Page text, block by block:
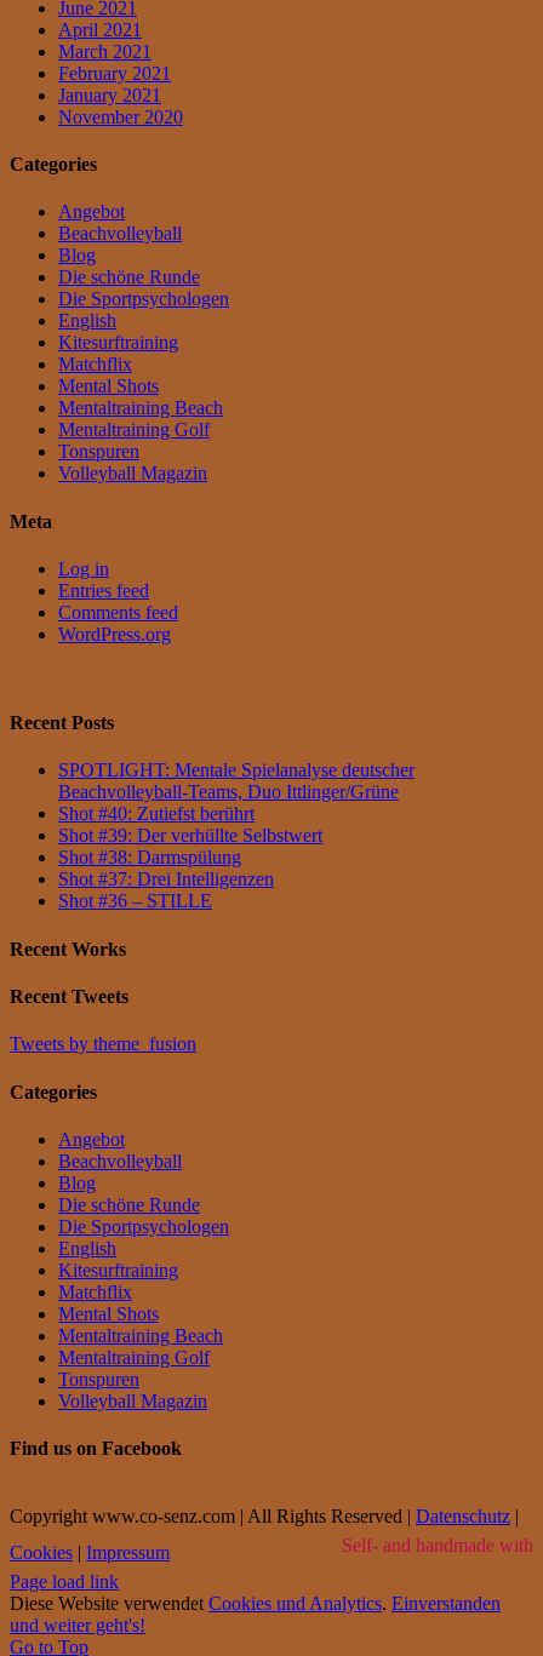
June 2021
April 2021
March 2021
February 2021
January 2021
November 2020
Categories
Angebot
Beachvolleyball
Blog
Die schöne Runde
Die Sportpsychologen
English
Kitesurftraining
Matchflix
Mental Shots
Mentaltraining Beach
Mentaltraining Golf
Tonspuren
Volleyball Magazin
Meta
Log in
Entries feed
Comments feed
WordPress.org
Recent Posts
SPOTLIGHT: Mentale Spielanalyse deutscher
Beachvolleyball-Teams, Duo Ittlinger/Grüne
Shot #40: Zutiefst berührt
Shot #39: Der verhüllte Selbstwert
Shot #38: Darmspülung
Shot #37: Drei Intelligenzen
Shot #36 – STILLE
Recent Works
Recent Tweets
Tweets by theme_fusion
Categories
Angebot
Beachvolleyball
Blog
Die schöne Runde
Die Sportpsychologen
English
Kitesurftraining
Matchflix
Mental Shots
Mentaltraining Beach
Mentaltraining Golf
Tonspuren
Volleyball Magazin
Find us on Facebook
Copyright www.co-senz.com | All Rights Reserved | Datenschutz |
Cookies | Impressum
Self- and handmade with
Page load link
Diese Website verwendet Cookies und Analytics. Einverstanden
und weiter geht's!
Go to Top